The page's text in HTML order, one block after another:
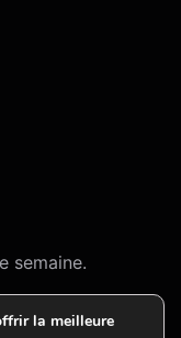
semaine.
la meilleure